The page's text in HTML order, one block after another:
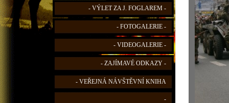
- VÝLET ZA J. FOGLAREM -
- FOTOGALERIE -
- VIDEOGALERIE -
- ZAJÍMAVÉ ODKAZY -
- VEŘEJNÁ NÁVŠTĚVNÍ KNIHA
-